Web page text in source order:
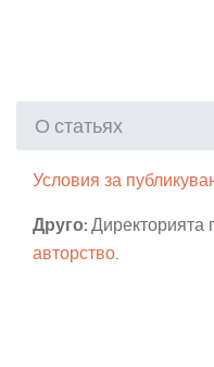
О статьях
Условия за
Друго: Директорията
авторство